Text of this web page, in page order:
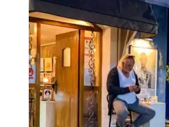
Domovinskog
rata